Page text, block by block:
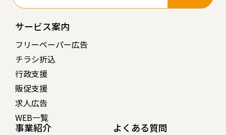
サービス案内
フリーペーパー広告
チラシ折込
行政支援
販促支援
求人広告
WEB一覧
事業紹介 よくある質問